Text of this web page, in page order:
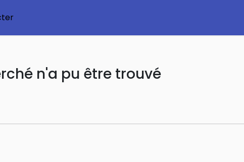
n'a pu être trouvé